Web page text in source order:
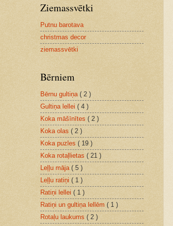
Ziemassvētki
Putnu barotava
christmas decor
ziemassvētki
Bērniem
Bērnu gultiņa ( 2 )
Gultiņa lellei ( 4 )
Koka māšīnītes ( 2 )
Koka olas ( 2 )
Koka puzles ( 19 )
Koka rotaļlietas ( 21 )
Leļļu māja ( 5 )
Leļļu ratiņi ( 1 )
Ratiņi lellei ( 1 )
Ratiņi un gultiņa lellēm ( 1 )
Rotaļu laukums ( 2 )